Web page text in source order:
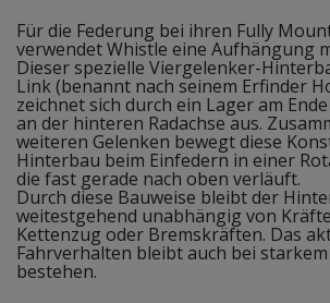
Für die Federung bei ihren Fully
verwendet Whistle eine Aufhängung
Dieser spezielle Viergelenker-
Link (benannt nach seinem Erfinder
zeichnet sich durch ein Lager am
an der hinteren Radachse aus.
weiteren Gelenken bewegt diese
Hinterbau beim Einfedern in einer
die fast gerade nach oben verläuft.
Durch diese Bauweise bleibt der
weitestgehend unabhängig von
Kettenzug oder Bremskräften. Das
Fahrverhalten bleibt auch bei
bestehen.